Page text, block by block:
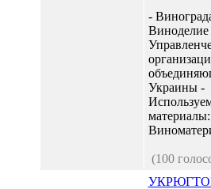
-
Виноделие
Украины -
(100